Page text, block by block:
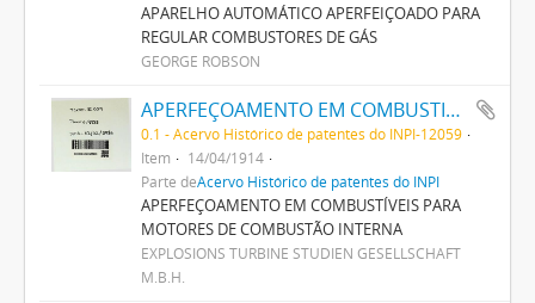
APARELHO AUTOMÁTICO APERFEIÇOADO PARA
REGULAR COMBUSTORES DE GÁS
GEORGE ROBSON
APERFEÇOAMENTO EM COMBUSTIVEIS PARA MOTORES DE COMBUSTAO INTERNA
0.1 - Acervo Histórico de patentes do INPI-12059
Item
14/04/1914
Parte deAcervo Histórico de patentes do INPI
APERFEÇOAMENTO EM COMBUSTÍVEIS PARA
MOTORES DE COMBUSTÃO INTERNA
EXPLOSIONS TURBINE STUDIEN GESELLSCHAFT
M.B.H.